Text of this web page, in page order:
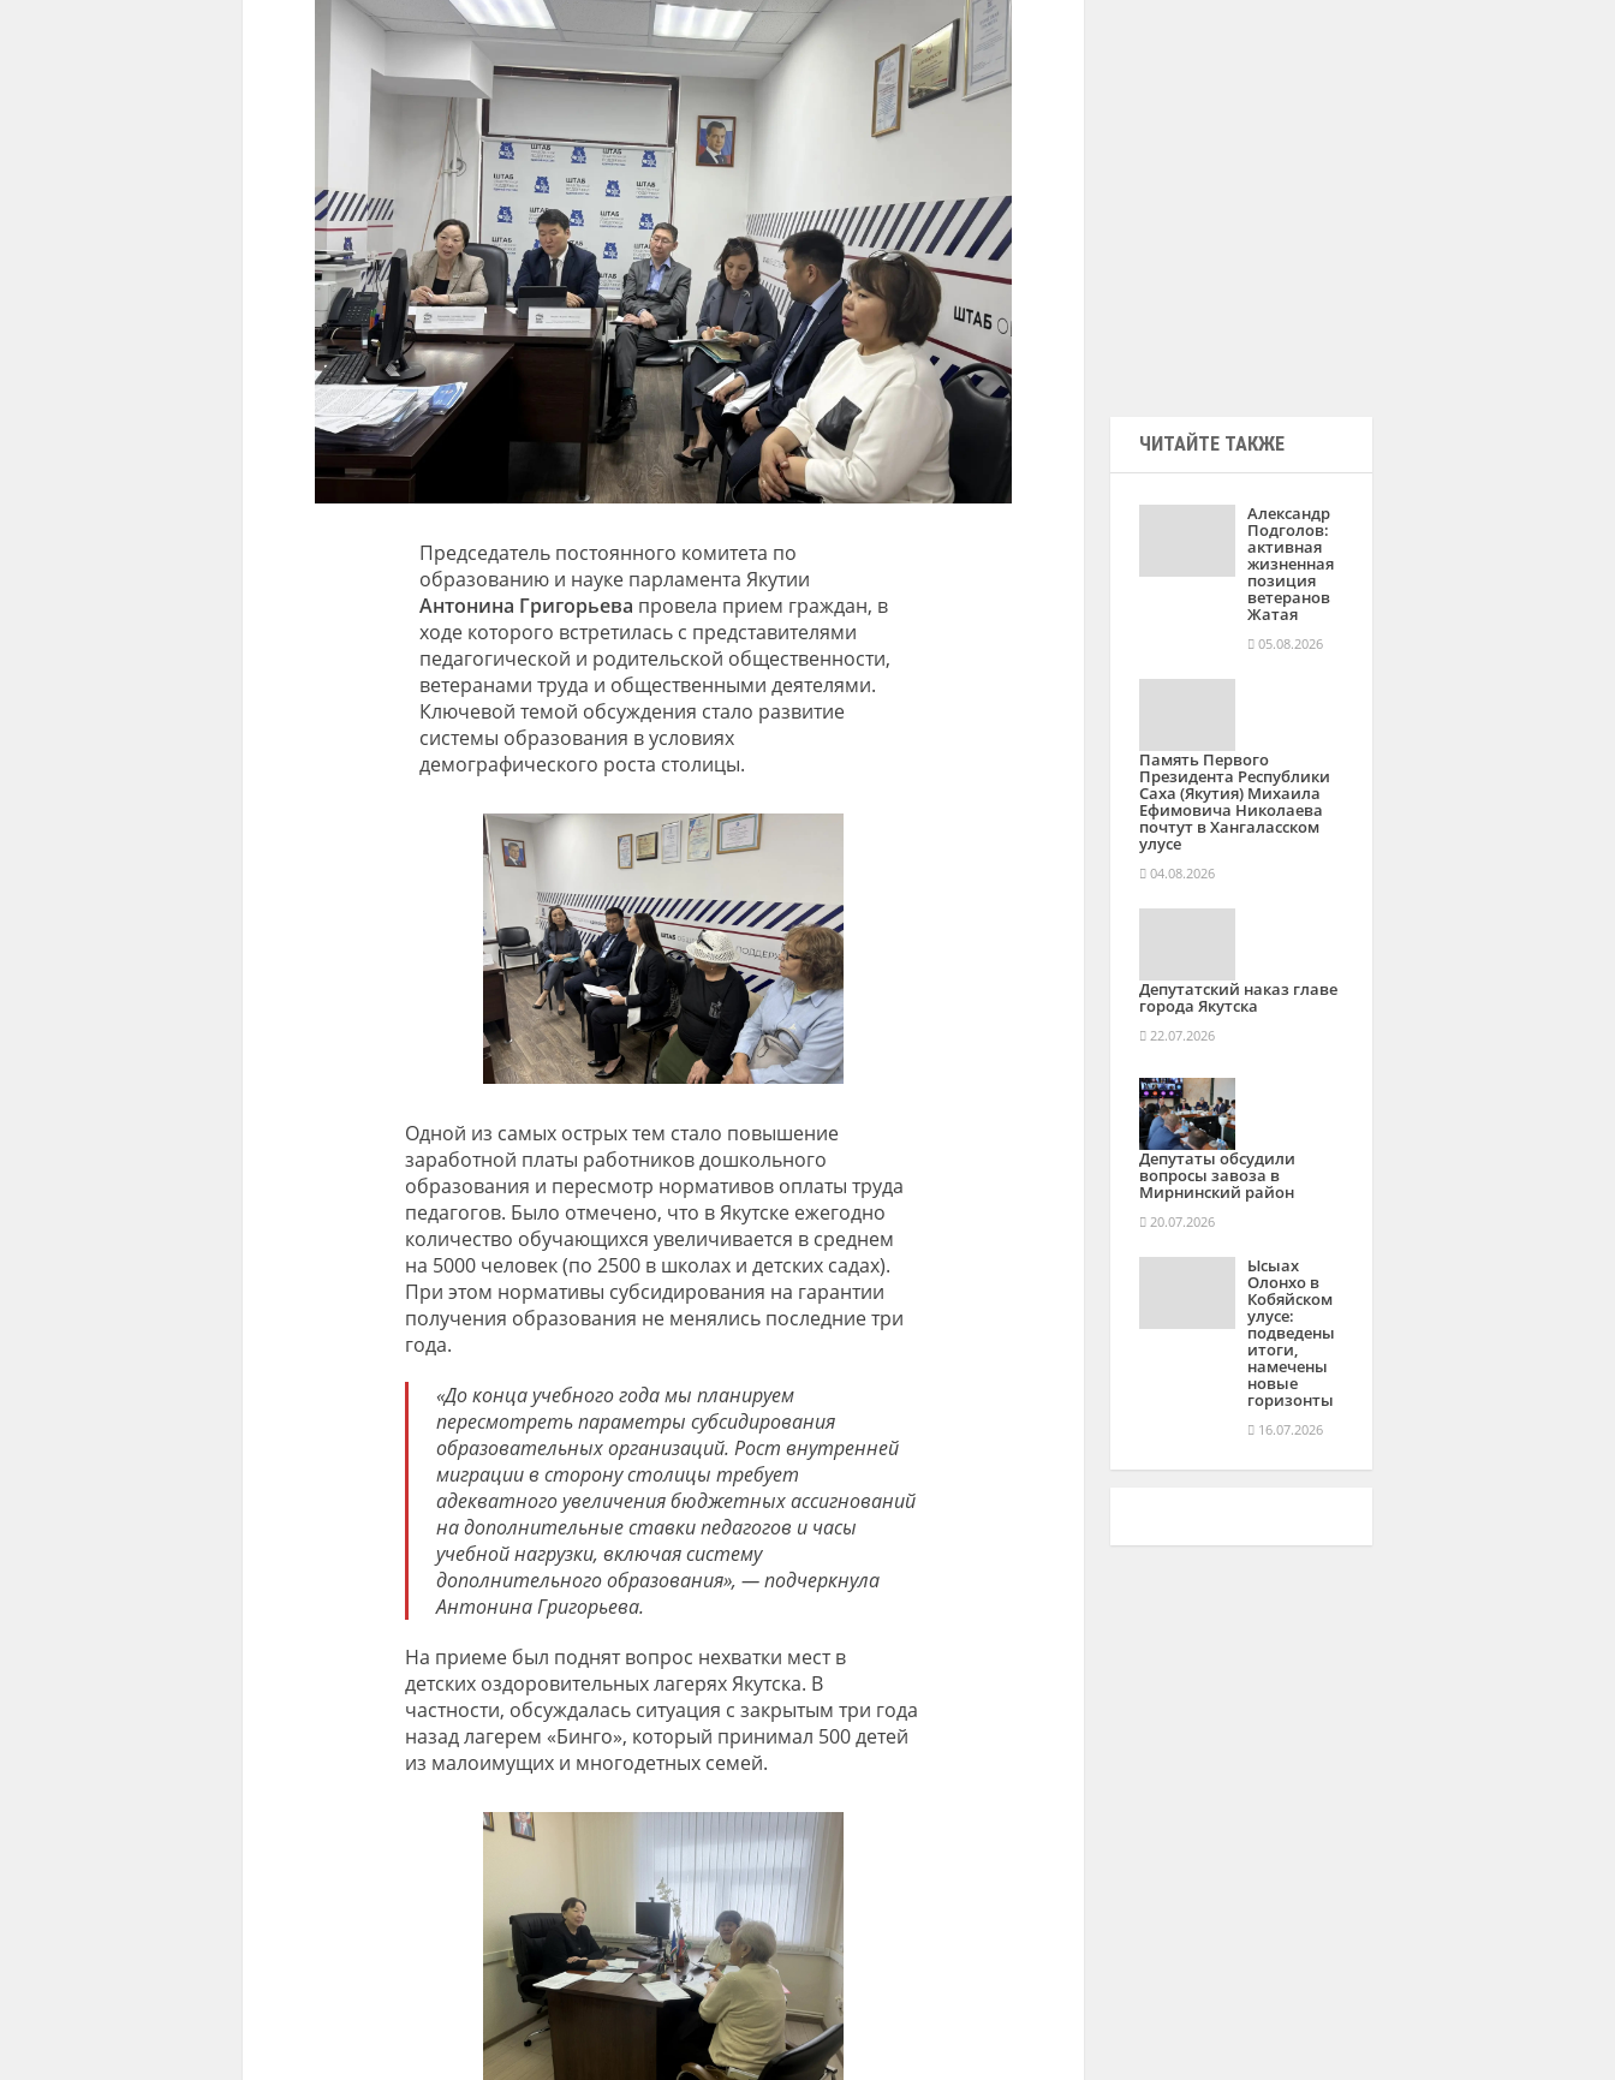
Председатель постоянного комитета по
образованию и науке парламента Якутии
Антонина Григорьева провела прием граждан, в
ходе которого встретилась с представителями
педагогической и родительской общественности,
ветеранами труда и общественными деятелями.
Ключевой темой обсуждения стало развитие
системы образования в условиях
демографического роста столицы.
Одной из самых острых тем стало повышение
заработной платы работников дошкольного
образования и пересмотр нормативов оплаты труда
педагогов. Было отмечено, что в Якутске ежегодно
количество обучающихся увеличивается в среднем
на 5000 человек (по 2500 в школах и детских садах).
При этом нормативы субсидирования на гарантии
получения образования не менялись последние три
года.
«До конца учебного года мы планируем
пересмотреть параметры субсидирования
образовательных организаций. Рост внутренней
миграции в сторону столицы требует
адекватного увеличения бюджетных ассигнований
на дополнительные ставки педагогов и часы
учебной нагрузки, включая систему
дополнительного образования», — подчеркнула
Антонина Григорьева.
На приеме был поднят вопрос нехватки мест в
детских оздоровительных лагерях Якутска. В
частности, обсуждалась ситуация с закрытым три года
назад лагерем «Бинго», который принимал 500 детей
из малоимущих и многодетных семей.
ЧИТАЙТЕ ТАКЖЕ
Александр
Подголов:
активная
жизненная
позиция
ветеранов
Жатая
05.08.2026
Память Первого
Президента Республики
Саха (Якутия) Михаила
Ефимовича Николаева
почтут в Хангаласском
улусе
04.08.2026
Депутатский наказ главе
города Якутска
22.07.2026
Депутаты обсудили
вопросы завоза в
Мирнинский район
20.07.2026
Ысыах
Олонхо в
Кобяйском
улусе:
подведены
итоги,
намечены
новые
горизонты
16.07.2026